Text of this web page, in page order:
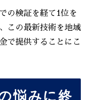
の検証を経て1位を
この最新技術を地域
で提供することにこ